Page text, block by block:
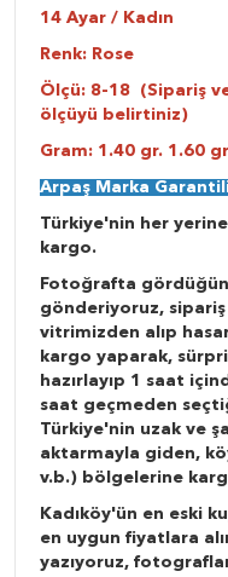
14 Ayar / Kadın
Renk: Rose
Ölçü: 8-18 (Sipariş
ölçüyü belirtiniz)
Gram: 1.40 gr. 1.60 gr
Arpaş Marka
Türkiye'nin her
kargo.
Fotoğrafta
gönderiyoruz, sipariş
vitrimizden alıp
kargo yaparak,
hazırlayıp 1 saat
saat geçmeden
Türkiye'nin uzak ve
aktarmayla giden,
v.b.) bölgelerine
Kadıköy'ün en eski
en uygun fiyatlara
yazıyoruz,